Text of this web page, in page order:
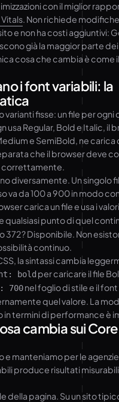
con il miglior
. Non richiede
e non ha costi aggiuntivi:
già la maggior parte
cosa che cambia è come
i font variabili: la
varianti fisse: un file per
usa Regular, Bold e Italic, il
e SemiBold, ne carica
che il browser deve
correttamente.
diversamente. Un singolo
va da 100 a 900 in modo
carica un file e usa i
qualsiasi punto di quel
372? Disponibile. Non
continuo.
la sintassi cambia
bold per caricare il file
700nel foglio di stile e il
quel valore. La
in termini di performance è
cambia sui
e manteniamo per le
produce risultati
della pagina. Su un sito